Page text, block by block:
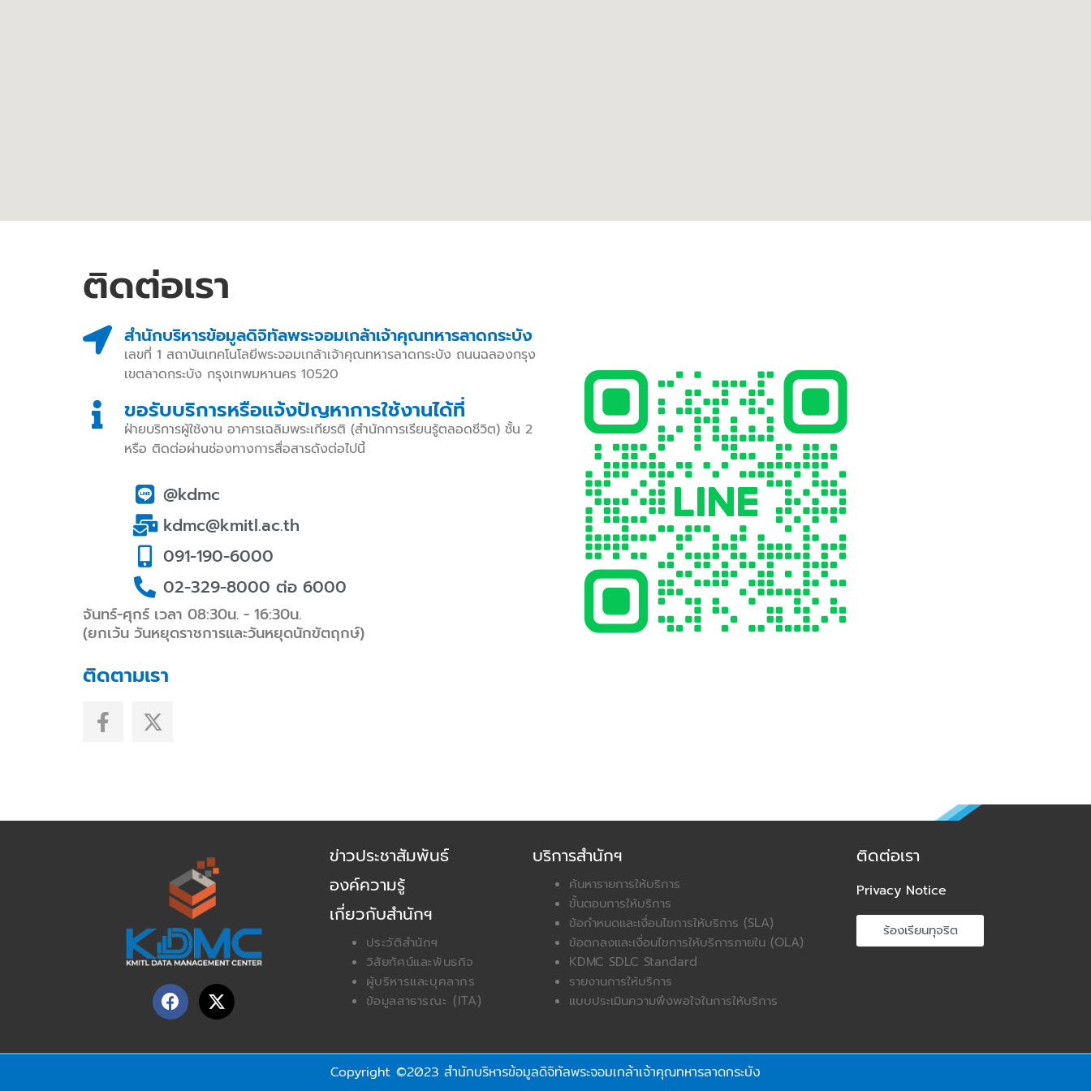
ติดต่อเรา
สํานักบริหารข้อมูลดิจิทัลพระจอมเกล้าเจ้าคุณทหารลาดกระบัง
เลขที่ 1 สถาบันเทคโนโลยีพระจอมเกล้าเจ้าคุณทหารลาดกระบัง ถนนฉลองกรุง
เขตลาดกระบัง กรุงเทพมหานคร 10520
ขอรับบริการหรือแจ้งปัญหาการใช้งานได้ที่
ฝ่ายบริการผู้ใช้งาน อาคารเฉลิมพระเกียรติ (สำนักการเรียนรู้ตลอดชีวิต) ชั้น 2
หรือ ติดต่อผ่านช่องทางการสื่อสารดังต่อไปนี้
@kdmc
kdmc@kmitl.ac.th
091-190-6000
02-329-8000 ต่อ 6000
จันทร์-ศุกร์ เวลา 08:30น. - 16:30น.
(ยกเว้น วันหยุดราชการและวันหยุดนักขัตฤกษ์)
ติดตามเรา
F
a
o
X
-
t
F
a
c
b
X
-
t
i
ข่าวประชาสัมพันธ์
องค์ความรู้
เกี่ยวกับสำนักฯ
ประวัติสำนักฯ
วิสัยทัศน์และพันธกิจ
ผู้บริหารและบุคลากร
ข้อมูลสาธารณะ (ITA)
บริการสำนักฯ
ค้นหารายการให้บริการ
ขั้นตอนการให้บริการ
ข้อกำหนดและเงื่อนไขการให้บริการ (SLA)
ข้อตกลงและเงื่อนไขการให้บริการภายใน (OLA)
KDMC SDLC Standard
รายงานการให้บริการ
แบบประเมินความพึงพอใจในการให้บริการ
ติดต่อเรา
Privacy Notice
ร้องเรียนทุจริต
Copyright ©2023 สํานักบริหารข้อมูลดิจิทัลพระจอมเกล้าเจ้าคุณทหารลาดกระบัง